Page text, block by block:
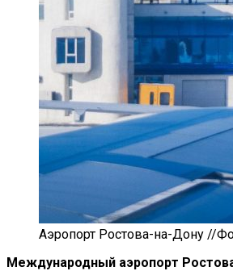
Аэропорт Ростова-на-Дону //
Международный аэропорт